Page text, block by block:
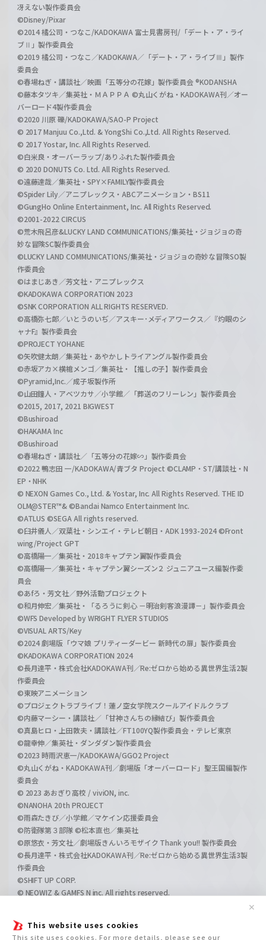
This website uses cookies
This site uses cookies. For more details, please see our
✕
冴えない製作委員会
©Disney/Pixar
©2014 橘公司・つなこ/KADOKAWA 富士見書房刊/「デート・ア・ライ
ブⅡ」製作委員会
©2019 橘公司・つなこ／KADOKAWA／「デート・ア・ライブⅢ」製作
委員会
©春場ねぎ・講談社／映画「五等分の花嫁」製作委員会 ®KODANSHA
©藤本タツキ／集英社・ＭＡＰＰＡ ©丸山くがね・KADOKAWA刊／オー
バーロード4製作委員会
©2020 川原 礫/KADOKAWA/SAO-P Project
© 2017 Manjuu Co.,Ltd. & YongShi Co.,Ltd. All Rights Reserved.
© 2017 Yostar, Inc. All Rights Reserved.
©白米良・オーバーラップ/ありふれた製作委員会
© 2020 DONUTS Co. Ltd. All Rights Reserved.
©遠藤達哉／集英社・SPY×FAMILY製作委員会
©Spider Lily／アニプレックス・ABCアニメーション・BS11
©GungHo Online Entertainment, Inc. All Rights Reserved.
©2001-2022 CIRCUS
©荒木飛呂彦&LUCKY LAND COMMUNICATIONS/集英社・ジョジョの奇
妙な冒険SC製作委員会
©LUCKY LAND COMMUNICATIONS/集英社・ジョジョの奇妙な冒険SO製
作委員会
©はまじあき／芳文社・アニプレックス
©KADOKAWA CORPORATION 2023
©SNK CORPORATION ALL RIGHTS RESERVED.
©高橋弥七郎／いとうのいぢ／アスキー･メディアワークス／『灼眼のシ
ャナF』製作委員会
©PROJECT YOHANE
©矢吹健太朗／集英社・あやかしトライアングル製作委員会
©赤坂アカ×横槍メンゴ／集英社・【推しの子】製作委員会
©Pyramid,Inc.／成子坂製作所
©山田鐘人・アベツカサ／小学館／「葬送のフリーレン」製作委員会
©2015, 2017, 2021 BIGWEST
©Bushiroad
©HAKAMA Inc
©Bushiroad
©春場ねぎ・講談社／「五等分の花嫁∽」製作委員会
©2022 鴨志田 一/KADOKAWA/青ブタ Project ©CLAMP・ST/講談社・N
EP・NHK
© NEXON Games Co., Ltd. & Yostar, Inc. All Rights Reserved. THE ID
OLM@STER™& ©Bandai Namco Entertainment Inc.
©ATLUS ©SEGA All rights reserved.
©臼井儀人／双葉社・シンエイ・テレビ朝日・ADK 1993-2024 ©Front
wing/Project GPT
©高橋陽一／集英社・2018キャプテン翼製作委員会
©高橋陽一／集英社・キャプテン翼シーズン２ ジュニアユース編製作委
員会
©あfろ・芳文社／野外活動プロジェクト
©和月伸宏／集英社・「るろうに剣心 －明治剣客浪漫譚－」製作委員会
©WFS Developed by WRIGHT FLYER STUDIOS
©VISUAL ARTS/Key
©2024 劇場版「ウマ娘 プリティーダービー 新時代の扉」製作委員会
©KADOKAWA CORPORATION 2024
©長月達平・株式会社KADOKAWA刊／Re:ゼロから始める異世界生活2製
作委員会
©東映アニメーション
©プロジェクトラブライブ！蓮ノ空女学院スクールアイドルクラブ
©内藤マーシー・講談社／「甘神さんちの縁結び」製作委員会
©真島ヒロ・上田敦夫・講談社／FT100YQ製作委員会・テレビ東京
©龍幸伸／集英社・ダンダダン製作委員会
©2023 時雨沢恵一/KADOKAWA/GGO2 Project
©丸山くがね・KADOKAWA刊／劇場版「オーバーロード」聖王国編製作
委員会
© 2023 あおぎり高校 / viviON, inc.
©NANOHA 20th PROJECT
©雨森たきび／小学館／マケイン応援委員会
©防衛隊第３部隊 ©松本直也／集英社
©原悠衣・芳文社／劇場版きんいろモザイク Thank you!! 製作委員会
©長月達平・株式会社KADOKAWA刊／Re:ゼロから始める異世界生活3製
作委員会
©SHIFT UP CORP.
© NEOWIZ & GAMFS N inc. All rights reserved.
©GIRLS und PANZER Film Projekt